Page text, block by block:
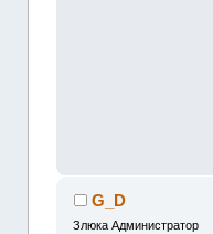
G_D
Злюка Администратор